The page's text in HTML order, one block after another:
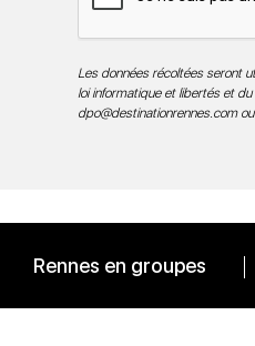
Les données récoltées seront
loi informatique et libertés et
dpo@destinationrennes.comou
Rennes en groupes